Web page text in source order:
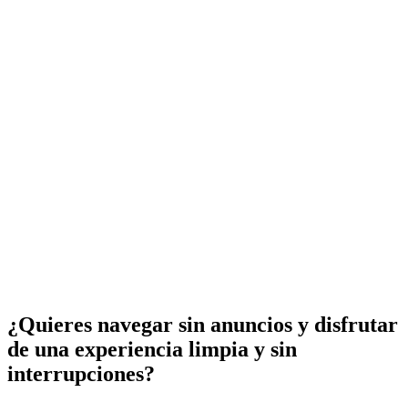
¿Quieres navegar sin anuncios y disfrutar
de una experiencia limpia y sin
interrupciones?